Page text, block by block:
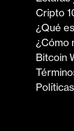
Cripto
¿Qué
¿Cómo
Bitcoin